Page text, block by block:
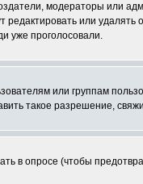
модераторы или
редактировать или
уже проголосовали.
или группам
такое разрешение,
в опросе (чтобы